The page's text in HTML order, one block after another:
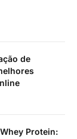
de
Protein: